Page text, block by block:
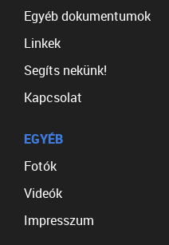
Egyéb dokumentumok
Linkek
Segíts nekünk!
Kapcsolat
EGYÉB
Fotók
Videók
Impresszum